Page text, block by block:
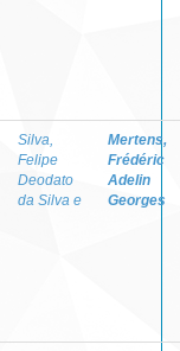
Silva,
Felipe
Deodato
da Silva e
Mertens,
Frédéric
Adelin
Georges